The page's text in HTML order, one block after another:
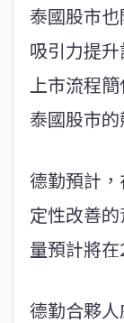
泰國股市
吸引力提
上市流程
泰國股市的
德勤預計
定性改善
量預計將在
德勤合夥